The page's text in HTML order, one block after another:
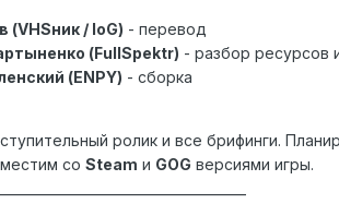
(VHSник / IoG) - перевод
(FullSpektr) - разбор ресурсов
(ENPY) - сборка
ролик и все брифинги.
со Steam и GOG версиями игры.